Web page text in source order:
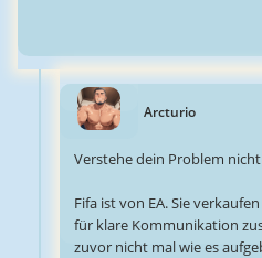
Arcturio
Verstehe dein Problem
Fifa ist von EA. Sie
für klare Kommunikation
zuvor nicht mal wie es